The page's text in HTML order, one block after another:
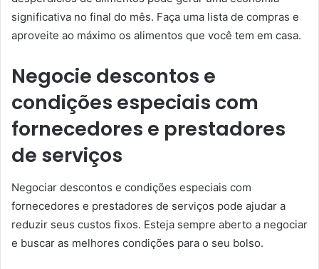
significativa no final do mês. Faça uma lista de compras e
aproveite ao máximo os alimentos que você tem em casa.
Negocie descontos e
condições especiais com
fornecedores e prestadores
de serviços
Negociar descontos e condições especiais com
fornecedores e prestadores de serviços pode ajudar a
reduzir seus custos fixos. Esteja sempre aberto a negociar
e buscar as melhores condições para o seu bolso.